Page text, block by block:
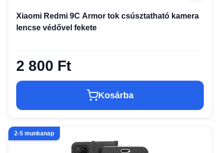
Xiaomi Redmi 9C Armor tok csúsztatható kamera
lencse védővel fekete
2 800 Ft
Kosárba
2-5 munkanap